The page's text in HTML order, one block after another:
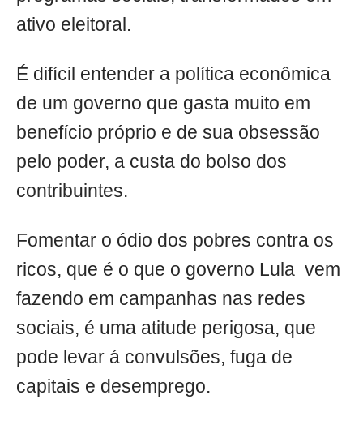
ativo eleitoral.
É difícil entender a política econômica
de um governo que gasta muito em
benefício próprio e de sua obsessão
pelo poder, a custa do bolso dos
contribuintes.
Fomentar o ódio dos pobres contra os
ricos, que é o que o governo Lula vem
fazendo em campanhas nas redes
sociais, é uma atitude perigosa, que
pode levar á convulsões, fuga de
capitais e desemprego.